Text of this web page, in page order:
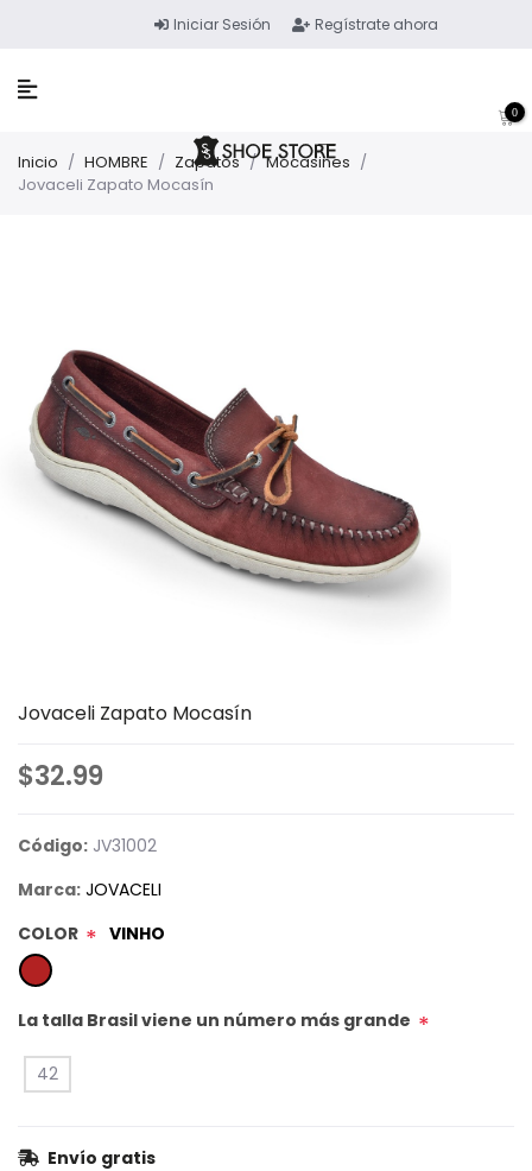
Iniciar Sesión Regístrate ahora
0
Inicio / HOMBRE / Zapatos / Mocasines /
Jovaceli Zapato Mocasín
Jovaceli Zapato Mocasín
$32.99
Código: JV31002
Marca: JOVACELI
COLOR * VINHO
La talla Brasil viene un número más grande *
42
Envío gratis